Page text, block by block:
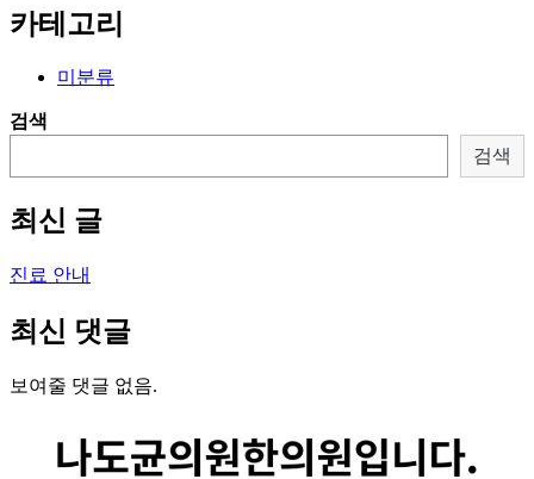
카테고리
미분류
검색
검색
최신 글
진료 안내
최신 댓글
보여줄 댓글 없음.